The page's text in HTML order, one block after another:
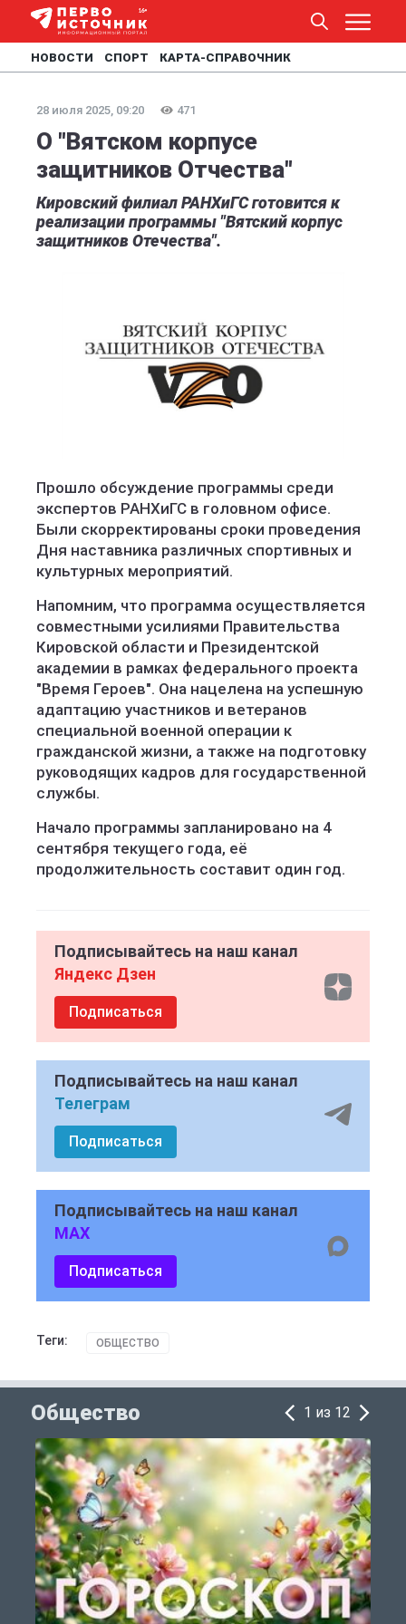
НОВОСТИ СПОРТ КАРТА-СПРАВОЧНИК
28 июля 2025, 09:20 471
О "Вятском корпусе
защитников Отчества"
Кировский филиал РАНХиГС готовится к
реализации программы "Вятский корпус
защитников Отечества".
Прошло обсуждение программы среди
экспертов РАНХиГС в головном офисе.
Были скорректированы сроки проведения
Дня наставника различных спортивных и
культурных мероприятий.
Напомним, что программа осуществляется
совместными усилиями Правительства
Кировской области и Президентской
академии в рамках федерального проекта
"Время Героев". Она нацелена на успешную
адаптацию участников и ветеранов
специальной военной операции к
гражданской жизни, а также на подготовку
руководящих кадров для государственной
службы.
Начало программы запланировано на 4
сентября текущего года, её
продолжительность составит один год.
Подписывайтесь на наш канал
Яндекс Дзен
Подписаться
Подписывайтесь на наш канал
Телеграм
Подписаться
Подписывайтесь на наш канал
MAX
Подписаться
Теги: ОБЩЕСТВО
Общество 1 из 12